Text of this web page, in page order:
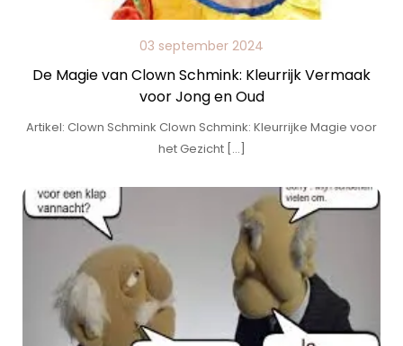
03 september 2024
De Magie van Clown Schmink: Kleurrijk Vermaak
voor Jong en Oud
Artikel: Clown Schmink Clown Schmink: Kleurrijke Magie voor
het Gezicht […]